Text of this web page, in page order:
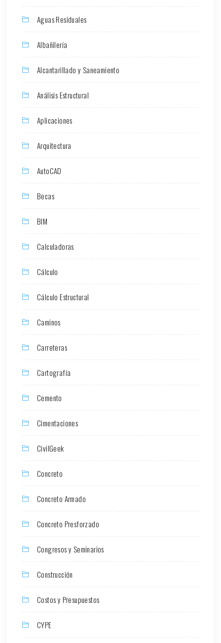
Aguas Residuales
Albañilería
Alcantarillado y Saneamiento
Análisis Estructural
Aplicaciones
Arquitectura
AutoCAD
Becas
BIM
Calculadoras
Cálculo
Cálculo Estructural
Caminos
Carreteras
Cartografía
Cemento
Cimentaciones
CivilGeek
Concreto
Concreto Armado
Concreto Presforzado
Congresos y Seminarios
Construcción
Costos y Presupuestos
CYPE